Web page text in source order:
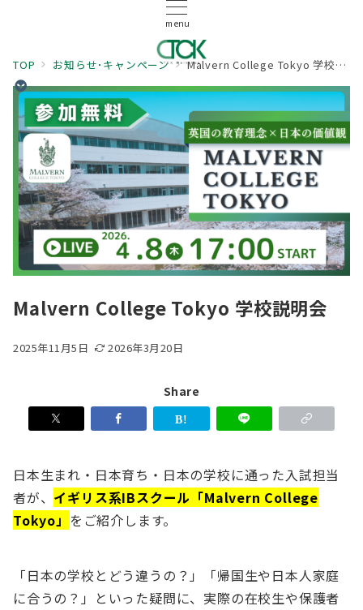
menu
TOP お知らせ･キャンペーン Malvern College Tokyo 学校説明会
Malvern College Tokyo 学校説明会
2025年11月5日 2026年3月20日
Share
日本生まれ・日本育ち・日本の学校に通った入試担当
者が、 イギリス系IBスクール「Malvern College
Tokyo」 をご紹介します。
「日本の学校とどう違うの？」「帰国生や日本人家庭
に合うの？」といった疑問に、実際の在校生や保護者